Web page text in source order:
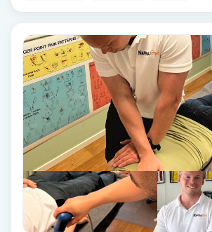
Fransfärgning
Fransförlängning
Fransförlängning Megavolym
Fransförlängning Volym
Fransk manikyr